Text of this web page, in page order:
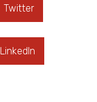
Twitter
LinkedIn